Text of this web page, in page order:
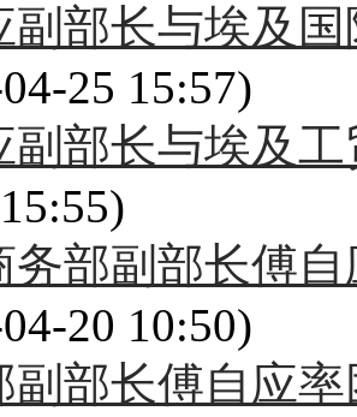
副部长与埃及
25 15:57)
副部长与埃及
务部副部长傅
20 10:50)
副部长傅自应